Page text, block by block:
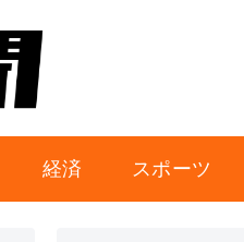
経済 スポーツ